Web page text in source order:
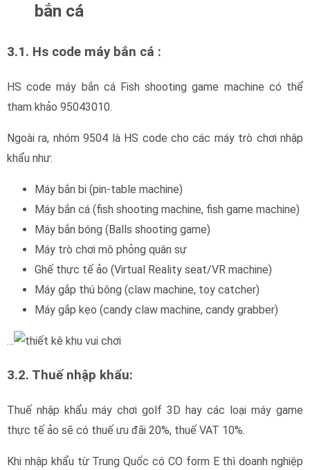
Ghế thực tế ảo (Virtual Reality seat/VR machine)
Máy gắp kẹo (candy claw machine, candy grabber)
…
3.2. Thuế nhập khẩu:
Thuế nhập khẩu máy chơi golf 3D hay các loại máy game
Khi nhập khẩu từ Trung Quốc có CO form E thì doanh nghiệp
hưởng thuế ưu đãi đặc biệt 0%.
Với kinh nghiệm nhiều năm làm thủ tục nhập khẩu hàng Trung
Quốc, Goldtrans có thể tư vấn chính xác để CO form E và bộ
hồ sơ của Quý khách hàng được hưởng ưu đãi thuế.
Thủ tục hải quan nhập khẩu máy
Thủ tục hải quan:
Để thông quan một lô hàng máy trò chơi nói chung, cụ thể
như nhập khẩu máy chơi golf 3D, doanh nghiệp cần phải chuẩn